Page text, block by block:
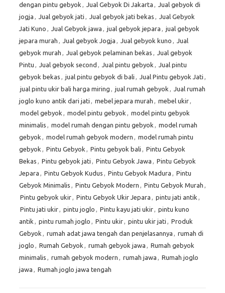
dengan pintu gebyok , Jual Gebyok Di Jakarta , Jual gebyok di
jogja , Jual gebyok jati , Jual gebyok jati bekas , Jual Gebyok
Jati Kuno , Jual Gebyok jawa , jual gebyok jepara , jual gebyok
jepara murah , Jual gebyok Jogja , Jual gebyok kuno , Jual
gebyok murah , Jual gebyok pelaminan bekas , Jual gebyok
Pintu , Jual gebyok second , Jual pintu gebyok , Jual pintu
gebyok bekas , jual pintu gebyok di bali , Jual Pintu gebyok Jati ,
jual pintu ukir bali harga miring , jual rumah gebyok , Jual rumah
joglo kuno antik dari jati , mebel jepara murah , mebel ukir,
model gebyok , model pintu gebyok , model pintu gebyok
minimalis , model rumah dengan pintu gebyok , model rumah
gebyok , model rumah gebyok modern , model rumah pintu
gebyok , Pintu Gebyok , Pintu gebyok bali , Pintu Gebyok
Bekas , Pintu gebyok jati , Pintu Gebyok Jawa , Pintu Gebyok
Jepara , Pintu Gebyok Kudus , Pintu Gebyok Madura , Pintu
Gebyok Minimalis , Pintu Gebyok Modern , Pintu Gebyok Murah ,
Pintu gebyok ukir, Pintu Gebyok Ukir Jepara , pintu jati antik ,
Pintu jati ukir, pintu joglo , Pintu kayu jati ukir, pintu kuno
antik , pintu rumah joglo , Pintu ukir, pintu ukir jati , Produk
Gebyok , rumah adat jawa tengah dan penjelasannya , rumah di
joglo , Rumah Gebyok , rumah gebyok jawa , Rumah gebyok
minimalis , rumah gebyok modern , rumah jawa , Rumah joglo
jawa , Rumah joglo jawa tengah